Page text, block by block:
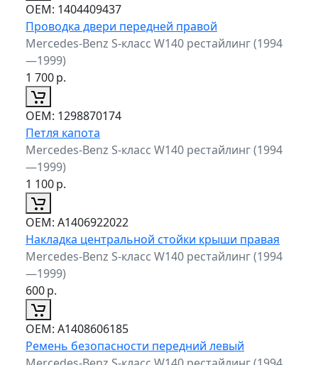
ОЕМ: 1404409437
Проводка двери передней правой
Mercedes-Benz S-класс W140 рестайлинг (1994
—1999)
1 700р.
ОЕМ: 1298870174
Петля капота
Mercedes-Benz S-класс W140 рестайлинг (1994
—1999)
1 100р.
ОЕМ: A1406922022
Накладка центральной стойки крыши правая
Mercedes-Benz S-класс W140 рестайлинг (1994
—1999)
600р.
ОЕМ: A1408606185
Ремень безопасности передний левый